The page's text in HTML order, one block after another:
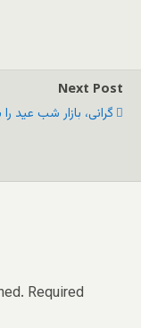
Next Post
گرانی، بازار شب عید
Required